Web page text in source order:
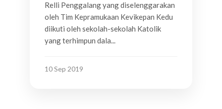
Relli Penggalang yang diselenggarakan
oleh Tim Kepramukaan Kevikepan Kedu
diikuti oleh sekolah-sekolah Katolik
yang terhimpun dala...
10 Sep 2019